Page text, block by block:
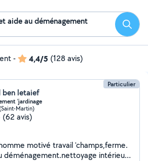
aide au déménagement
- 4,4/5 (128 avis)
Particulier
ben letaief
'jardinage
Martin)
(62 avis)
travail 'champs,ferme.
déménagement.nettoyage intérieur